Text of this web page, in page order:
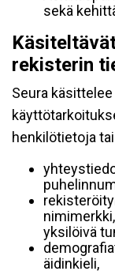
sekä
rekisterin
Seura
henkilötietoja
yksilöivä
äidinkieli,